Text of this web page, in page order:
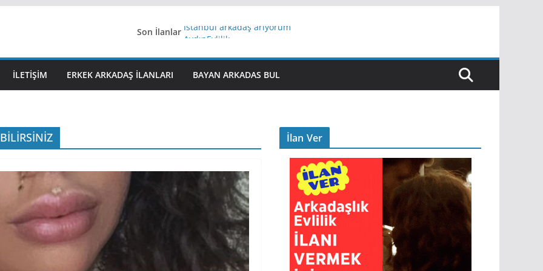
Son İlanlar İstanbul arkadaş arıyorum
Yeni Bir Aşk Lazım
iş arayanlara iş
İLETIŞIM ERKEK ARKADAŞ ILANLARI BAYAN ARKADAS BUL
İlan Ver